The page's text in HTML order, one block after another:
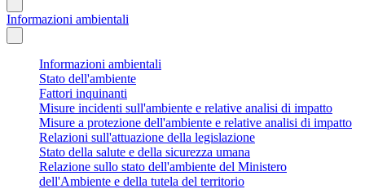
Informazioni ambientali
Informazioni ambientali
Stato dell'ambiente
Fattori inquinanti
Misure incidenti sull'ambiente e relative analisi di impatto
Misure a protezione dell'ambiente e relative analisi di impatto
Relazioni sull'attuazione della legislazione
Stato della salute e della sicurezza umana
Relazione sullo stato dell'ambiente del Ministero
dell'Ambiente e della tutela del territorio